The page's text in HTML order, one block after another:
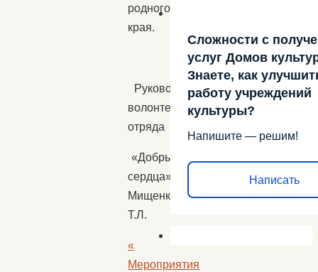
родного
края.
Руководитель
волонтерского
отряда
«Добрые
сердца»
Мищенко
Т.Л.
«
Мероприятия
Сложности с
услуг Домов
Знаете, как
работу учреждений
культуры?
Напишите — решим!
Написать